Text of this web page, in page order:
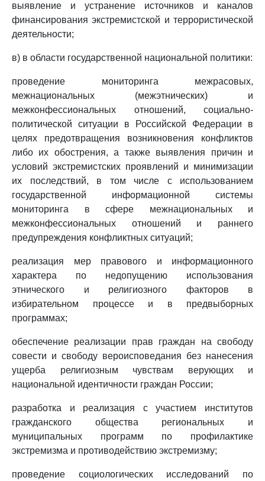
выявление и устранение источников и каналов
финансирования экстремистской и террористической
деятельности;
в) в области государственной национальной политики:
проведение мониторинга межрасовых,
межнациональных (межэтнических) и
межконфессиональных отношений, социально-
политической ситуации в Российской Федерации в
целях предотвращения возникновения конфликтов
либо их обострения, а также выявления причин и
условий экстремистских проявлений и минимизации
их последствий, в том числе с использованием
государственной информационной системы
мониторинга в сфере межнациональных и
межконфессиональных отношений и раннего
предупреждения конфликтных ситуаций;
реализация мер правового и информационного
характера по недопущению использования
этнического и религиозного факторов в
избирательном процессе и в предвыборных
программах;
обеспечение реализации прав граждан на свободу
совести и свободу вероисповедания без нанесения
ущерба религиозным чувствам верующих и
национальной идентичности граждан России;
разработка и реализация с участием институтов
гражданского общества региональных и
муниципальных программ по профилактике
экстремизма и противодействию экстремизму;
проведение социологических исследований по